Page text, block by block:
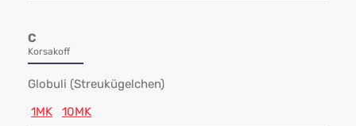
C
Korsakoff
Globuli (Streukügelchen)
1MK
10MK